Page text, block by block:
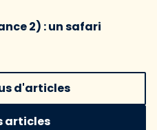
2) : un safari
d'articles
articles